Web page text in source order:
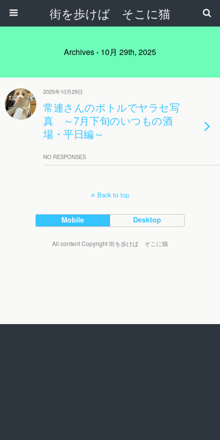
街を歩けば そこに猫
Archives › 10月 29th, 2025
2025年10月29日
常連さんのボトルでヤラセ写
真 ～7月下旬のいつもの酒
場・平日編～
NO RESPONSES
Back to top
Mobile Desktop
All content Copyright 街を歩けば そこに猫